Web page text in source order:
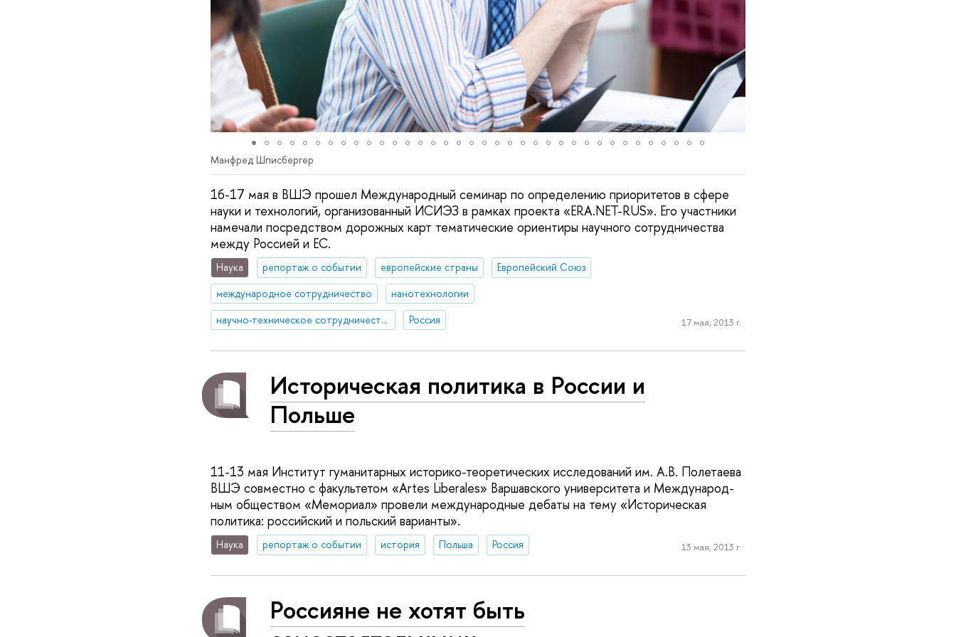
Манфред Шписбергер
16-17 мая в ВШЭ прошел Международный семинар по определению приоритетов в сфере
науки и технологий, организованный ИСИЭЗ в рамках проекта «ERA.NET-RUS». Его участники
намечали посредством дорожных карт тематические ориентиры научного сотрудничества
между Россией и ЕС.
Наука репортаж о событии европейские страны
Европейский Союз
международное сотрудничество
нанотехнологии
научно-техническое сотрудничество
Россия 17 мая, 2013 г.
Историческая политика в России и
Польше
11-13 мая Институт гуманитарн­ых историко-теоретичес­ких исследован­ий им. А.В. Полетаева
ВШЭ совместно с факультето­м «Artes Liberales» Варшавског­о университе­та и Международ­
ным обществом «Мемориал» провели международ­ные дебаты на тему «Историчес­кая
политика: российский­ и польский варианты».
Наука репортаж о событии история Польша Россия 13 мая, 2013 г.
Россияне не хотят быть